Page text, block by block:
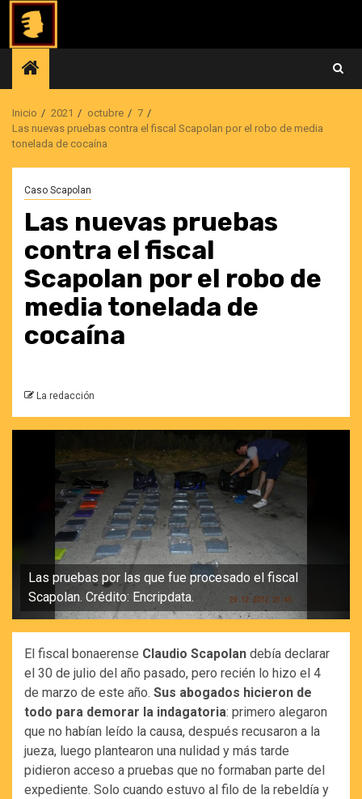
Saltar
contenido
Inicio 2021 octubre
7
Las nuevas pruebas contra el fiscal Scapolan por el robo de media
tonelada de cocaína
Caso Scapolan
Las nuevas pruebas
contra el fiscal
Scapolan por el robo de
media tonelada de
cocaína
La redacción
Las pruebas por las que fue procesado el fiscal
Scapolan. Crédito: Encripdata.
El fiscal bonaerense Claudio Scapolan debía declarar
el 30 de julio del año pasado, pero recién lo hizo el 4
de marzo de este año. Sus abogados hicieron de
todo para demorar la indagatoria: primero alegaron
que no habían leído la causa, después recusaron a la
jueza, luego plantearon una nulidad y más tarde
pidieron acceso a pruebas que no formaban parte del
expediente. Solo cuando estuvo al filo de la rebeldía y